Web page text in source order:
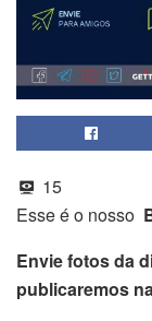
15
Esse é o nosso
Envie fotos da
publicaremos